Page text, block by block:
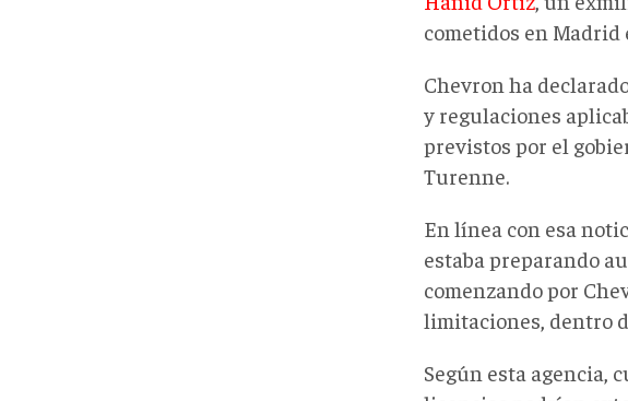
cometidos en Madrid
Chevron ha
y regulaciones
previstos por el
Turenne.
En línea con esa
estaba preparando
comenzando por
limitaciones, dentro
Según esta agencia,